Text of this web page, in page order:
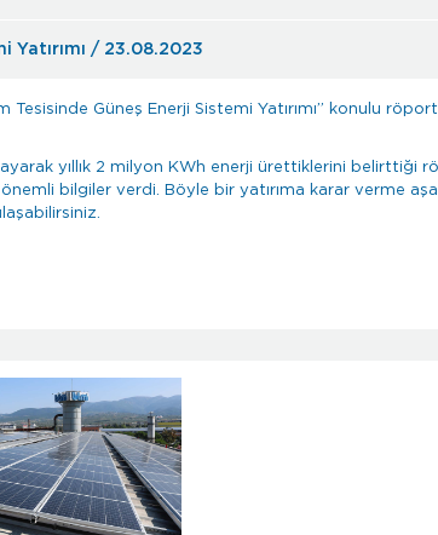
Yatırımı / 23.08.2023
Güneş Enerji Sistemi Yatırımı” konulu
yıllık 2 milyon KWh enerji ürettiklerini belirttiği
bilgiler verdi. Böyle bir yatırıma karar verme